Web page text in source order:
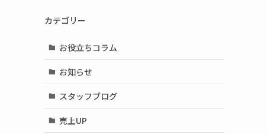
カテゴリー
お役立ちコラム
お知らせ
スタッフブログ
売上UP